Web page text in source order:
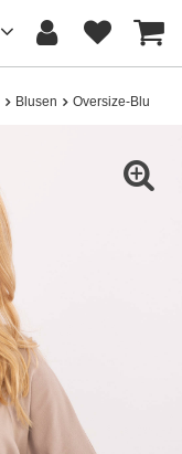
Blusen Oversize-Blusen